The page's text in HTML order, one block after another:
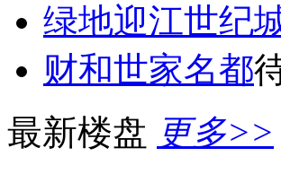
绿地迎江世纪
财和世家名都
最新楼盘 更多>>